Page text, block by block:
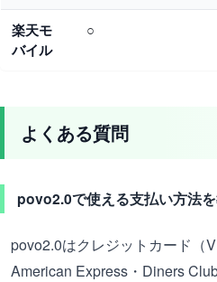
楽天モ
バイル
○
よくある質問
povo2.0で使える支払い方法を
povo2.0はクレジットカード（
American Express・Diners